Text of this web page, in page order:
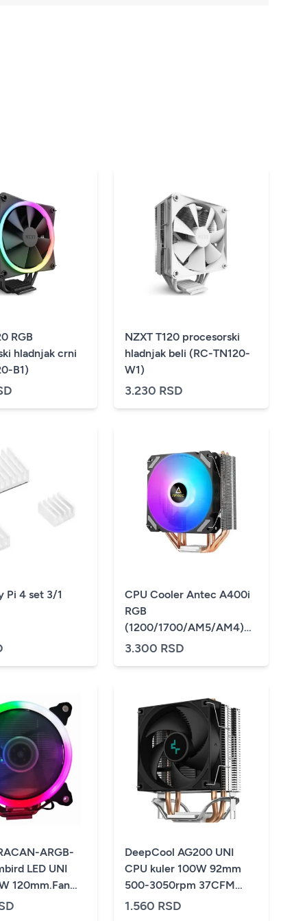
RGB
hladnjak crni
B1)
NZXT T120 procesorski
hladnjak beli (RC-TN120-
W1)
3.230 RSD
Pi 4 set 3/1
CPU Cooler Antec A400i
RGB
(1200/1700/AM5/AM4)
TPD-150W
3.300 RSD
ARGB-
LED UNI
120mm.Fan
26dBa LGA
DeepCool AG200 UNI
CPU kuler 100W 92mm
500-3050rpm 37CFM
LGA1700/1200/1151/1150/1155/
1.560 RSD